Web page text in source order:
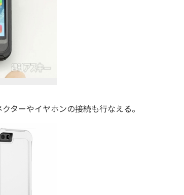
ターやイヤホンの接続も行なえる。